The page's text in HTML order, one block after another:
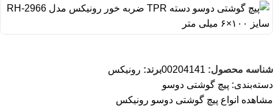
شناسه محصول: 00204141برند: رونیکس
دسته‌بندی: پیچ گوشتی دوسو
مشاهده انواع پیچ گوشتی دوسو رونیکس